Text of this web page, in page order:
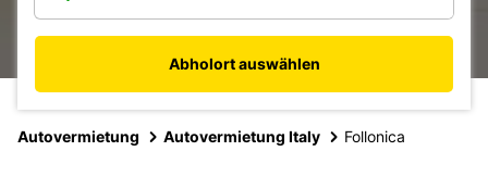
Abholort auswählen
Autovermietung Autovermietung Italy Follonica